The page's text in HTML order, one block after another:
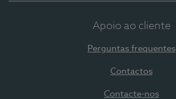
Apoio ao cliente
Perguntas frequentes
Contactos
Contacte-nos